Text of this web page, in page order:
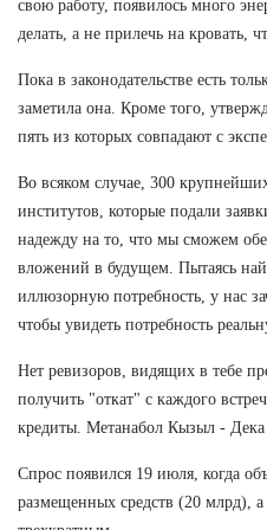
свою работу, появилось много
делать, а не прилечь на кровать,
Пока в законодательстве есть
заметила она. Кроме того,
пять из которых совпадают с
Во всяком случае, 300
институтов, которые подали
надежду на то, что мы сможем
вложений в будущем. Пытаясь
иллюзорную потребность, у нас
чтобы увидеть потребность
Нет ревизоров, видящих в тебе
получить "откат" с каждого
кредиты. Метанабол Кызыл -
Спрос появился 19 июля, когда
размещенных средств (20 млрд),